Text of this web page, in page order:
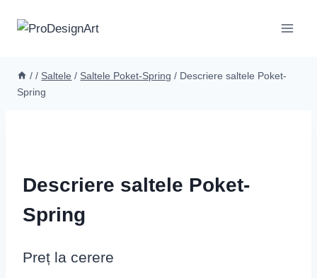
/ / Saltele / Saltele Poket-Spring / Descriere saltele Poket-
Spring
Descriere saltele Poket-
Spring
Preț la cerere